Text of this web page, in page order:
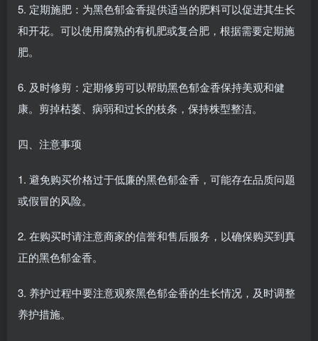
5. 定期施肥：为黑色郁金香提供适当的肥料可以促进其生长
和开花。可以使用腐熟的有机肥或复合肥，根据需要定期施
肥。
6. 及时修剪：定期修剪可以帮助黑色郁金香保持美观和健
康。剪掉枯萎、病弱和过长的枝条，保持株型整洁。
四、注意事项
1. 避免购买价格过于低廉的黑色郁金香，可能存在品质问题
或假冒的风险。
2. 在购买时请注意商家的信誉和售后服务，以确保购买到真
正的黑色郁金香。
3. 养护过程中要注意观察黑色郁金香的生长情况，及时调整
养护措施。